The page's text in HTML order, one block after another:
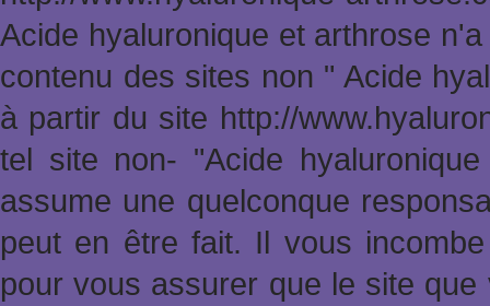
Acide hyaluronique et arthrose
contenu des sites non " Acide
à partir du site http://
tel site non- "Acide
assume une quelconque
peut en être fait. Il vous
pour vous assurer que le site